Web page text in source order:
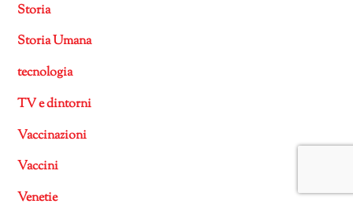
Storia
Storia Umana
tecnologia
TV e dintorni
Vaccinazioni
Vaccini
Venetie